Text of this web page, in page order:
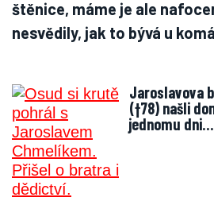
štěnice, máme je ale
nesvědily, jak to bývá u
Jaroslavova bratra (†73) i jeho ženu
(†78) našli
jednomu dni…